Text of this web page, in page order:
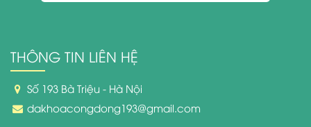
THÔNG TIN LIÊN HỆ
Số 193 Bà Triệu - Hà Nội
dakhoacongdong193@gmail.com